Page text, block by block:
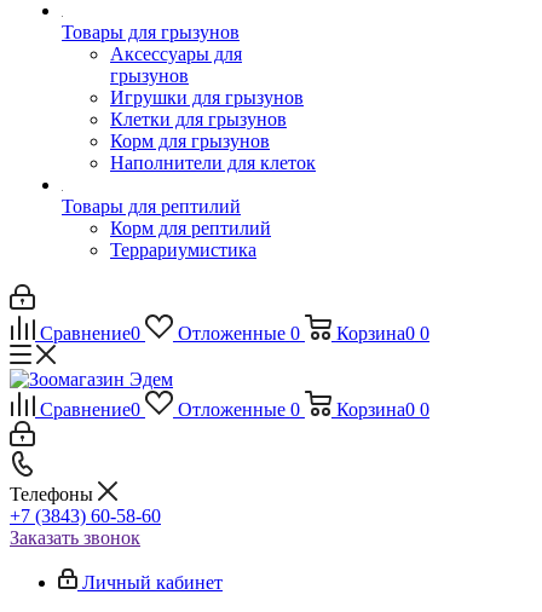
Товары для грызунов
Аксессуары для
грызунов
Игрушки для грызунов
Клетки для грызунов
Корм для грызунов
Наполнители для клеток
Товары для рептилий
Корм для рептилий
Террариумистика
Сравнение0 Отложенные 0 Корзина0 0
Сравнение0 Отложенные 0 Корзина0 0
Телефоны
+7 (3843) 60-58-60
Заказать звонок
Личный кабинет